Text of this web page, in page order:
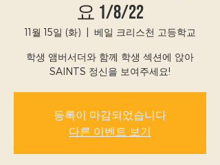
요 1/8/22
11월 15일 (화) 베일 크리스천 고등학교
학생 앰버서더와 함께 학생 섹션에 앉아
SAINTS 정신을 보여주세요!
등록이 마감되었습니다
다른 이벤트 보기